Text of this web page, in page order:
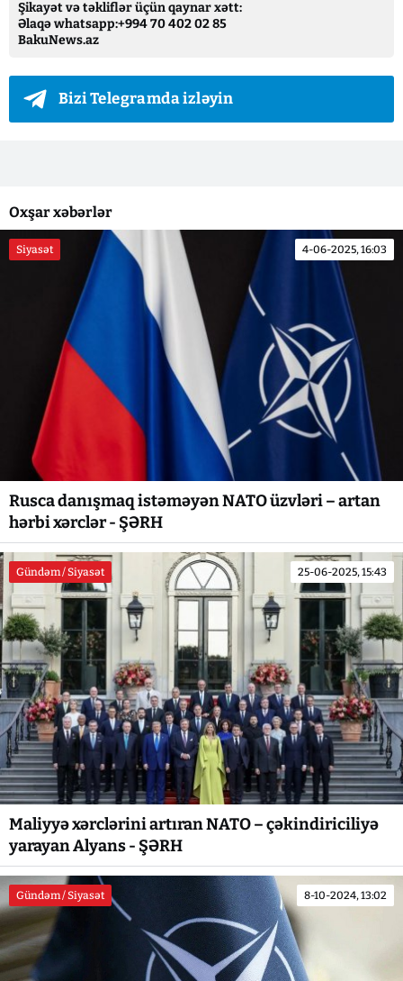
Şikayət və təkliflər üçün qaynar xətt:
Əlaqə whatsapp:+994 70 402 02 85
BakuNews.az
Bizi Telegramda izləyin
Oxşar xəbərlər
Siyasət 4-06-2025, 16:03
Rusca danışmaq istəməyən NATO üzvləri – artan
hərbi xərclər - ŞƏRH
Gündəm / Siyasət 25-06-2025, 15:43
Maliyyə xərclərini artıran NATO – çəkindiriciliyə
yarayan Alyans - ŞƏRH
Gündəm / Siyasət 8-10-2024, 13:02